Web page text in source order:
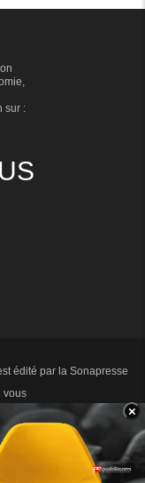
×
sur :
édité par la Sonapresse
vous